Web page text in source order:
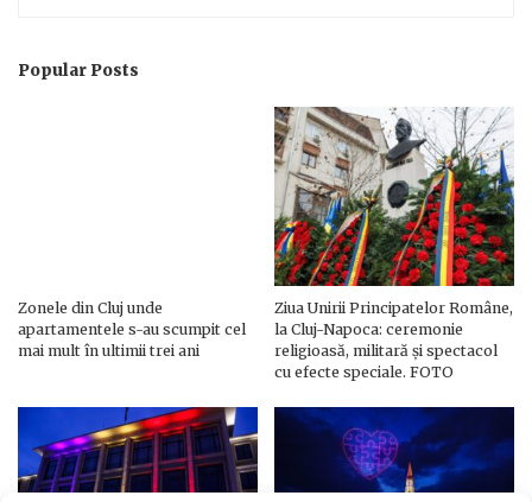
Popular Posts
Zonele din Cluj unde
apartamentele s-au scumpit cel
mai mult în ultimii trei ani
Ziua Unirii Principatelor Române,
la Cluj-Napoca: ceremonie
religioasă, militară și spectacol
cu efecte speciale. FOTO